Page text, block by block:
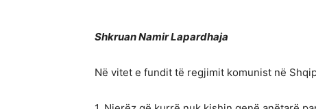
Shkruan Namir Lapardhaja
Në vitet e fundit të regjimit komunist në